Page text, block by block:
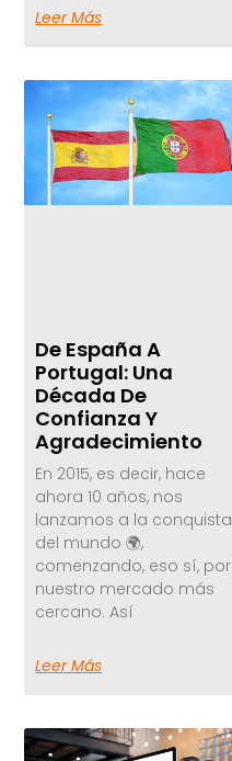
Leer Más
De España A
Portugal: Una
Década De
Confianza Y
Agradecimiento
En 2015, es decir, hace
ahora 10 años, nos
lanzamos a la conquista
del mundo 🌍,
comenzando, eso sí, por
nuestro mercado más
cercano. Así
Leer Más